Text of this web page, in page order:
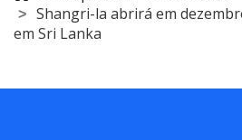
Shangri-la abrirá em
em Sri Lanka